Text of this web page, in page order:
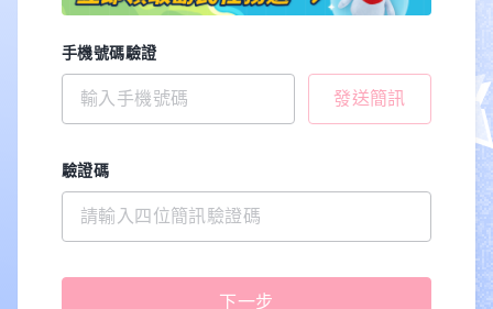
手機號碼驗證
發送簡訊
驗證碼